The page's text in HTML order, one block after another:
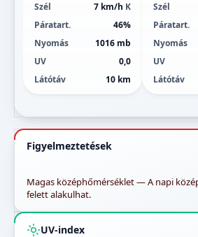
Szél
7 km/h K
Páratart.
46%
Nyomás
1016 mb
UV
0,0
Látótáv
10 km
Szél
Páratart.
Nyomás
UV
Látótáv
Figyelmeztetések
Magas középhőmérséklet — A napi
felett alakulhat.
UV-index